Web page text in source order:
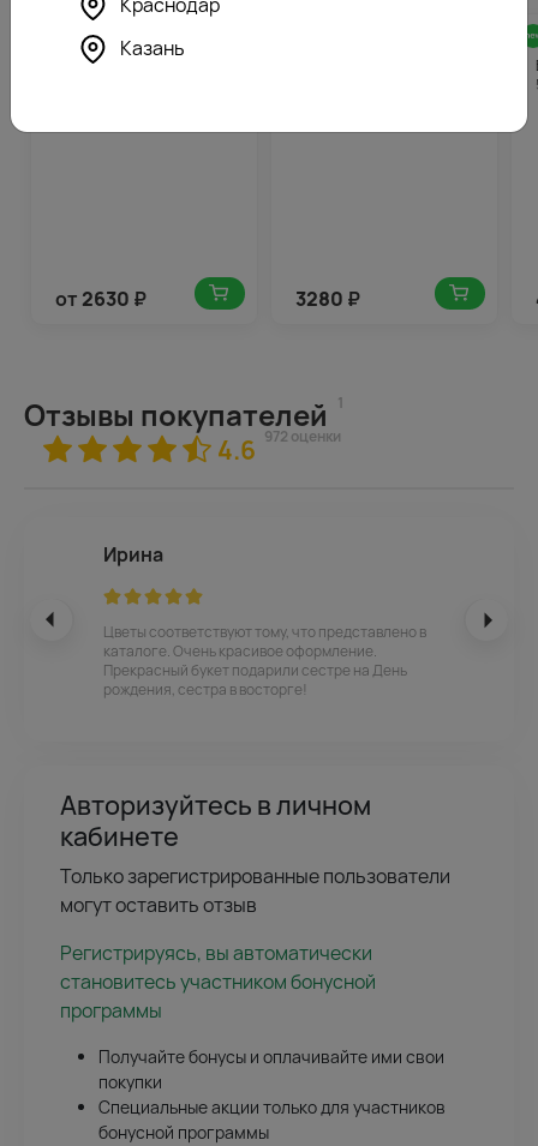
4.7(166)
Букет из красных роз 50-
от 2630 ₽ 3280 ₽
Отзывы покупателей 1
4.6 972 оценки
Ирина
Цветы соответствуют тому, что представлено в
каталоге. Очень красивое оформление.
Прекрасный букет подарили сестре на День
рождения, сестра в восторге!
Авторизуйтесь в личном
кабинете
Только зарегистрированные пользователи
могут оставить отзыв
Регистрируясь, вы автоматически
становитесь участником бонусной
программы
Получайте бонусы и оплачивайте ими свои
покупки
Специальные акции только для участников
бонусной программы
Казань